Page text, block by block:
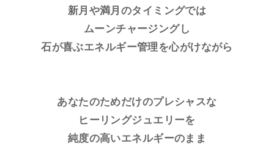
新月や満月のタイミングでは
ムーンチャージングし
石が喜ぶエネルギー管理を心がけながら
あなたのためだけのプレシャスな
ヒーリングジュエリーを
純度の高いエネルギーのまま